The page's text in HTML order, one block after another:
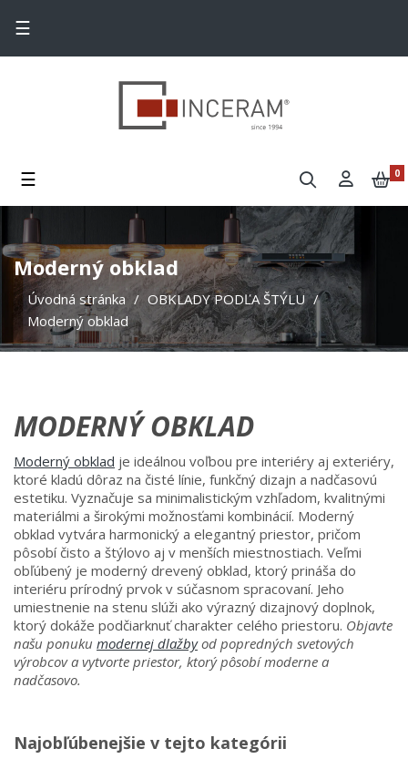
Toggle navigation
☰
Toggle navigation
☰ 0
Moderný obklad
Úvodná stránka
OBKLADY PODĽA ŠTÝLU
Moderný obklad
MODERNÝ OBKLAD
Moderný obklad je ideálnou voľbou pre interiéry aj exteriéry,
ktoré kladú dôraz na čisté línie, funkčný dizajn a nadčasovú
estetiku. Vyznačuje sa minimalistickým vzhľadom, kvalitnými
materiálmi a širokými možnosťami kombinácií. Moderný
obklad vytvára harmonický a elegantný priestor, pričom
pôsobí čisto a štýlovo aj v menších miestnostiach. Veľmi
obľúbený je moderný drevený obklad, ktorý prináša do
interiéru prírodný prvok v súčasnom spracovaní. Jeho
umiestnenie na stenu slúži ako výrazný dizajnový doplnok,
ktorý dokáže podčiarknuť charakter celého priestoru. Objavte
našu ponuku modernej dlažbyod popredných svetových
výrobcov a vytvorte priestor, ktorý pôsobí moderne a
nadčasovo.
Najobľúbenejšie v tejto kategórii